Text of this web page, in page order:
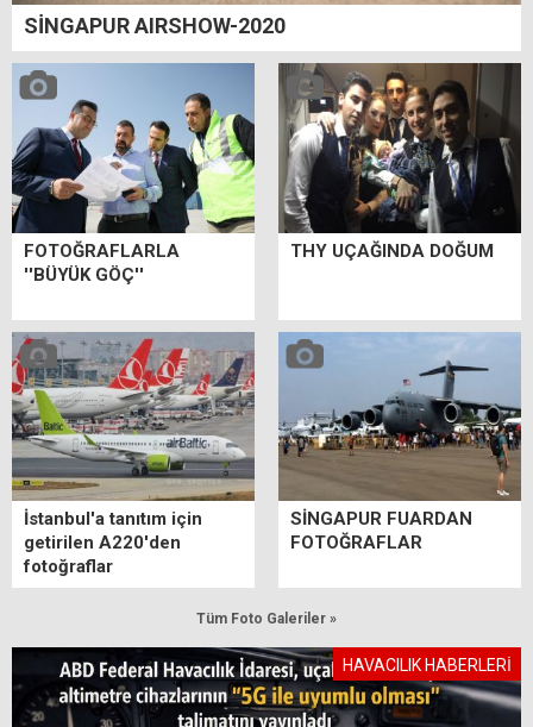
SİNGAPUR AIRSHOW-2020
FOTOĞRAFLARLA
''BÜYÜK GÖÇ''
THY UÇAĞINDA DOĞUM
İstanbul'a tanıtım için
getirilen A220'den
fotoğraflar
SİNGAPUR FUARDAN
FOTOĞRAFLAR
Tüm Foto Galeriler »
HAVACILIK HABERLERİ